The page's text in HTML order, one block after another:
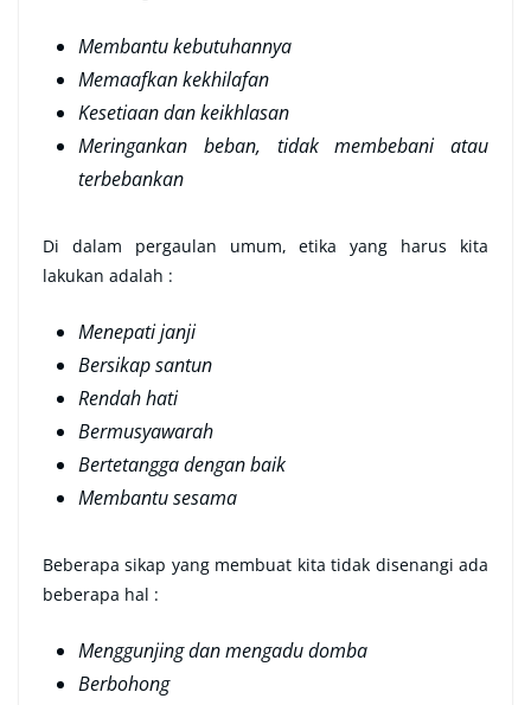
Membantu kebutuhannya
Memaafkan kekhilafan
Kesetiaan dan keikhlasan
Meringankan beban, tidak membebani atau
terbebankan
Di dalam pergaulan umum, etika yang harus kita
lakukan adalah :
Menepati janji
Bersikap santun
Rendah hati
Bermusyawarah
Bertetangga dengan baik
Membantu sesama
Beberapa sikap yang membuat kita tidak disenangi ada
beberapa hal :
Menggunjing dan mengadu domba
Berbohong